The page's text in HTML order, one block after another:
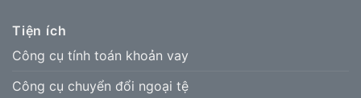
Tiện ích
Công cụ tính toán khoản vay
Công cụ chuyển đổi ngoại tệ